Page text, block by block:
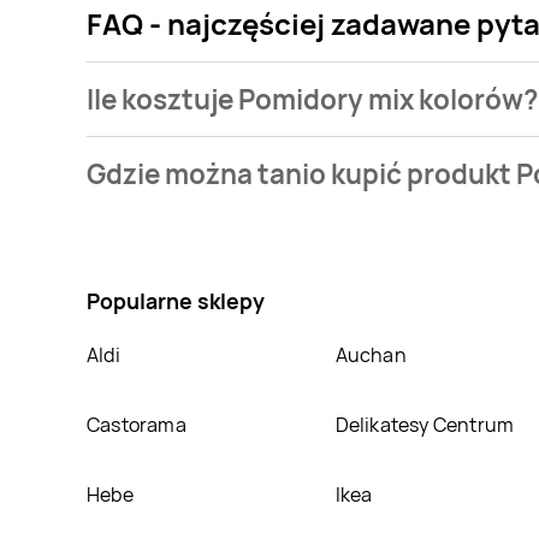
FAQ - najczęściej zadawane
Ile kosztuje Pomidory mix kolorów?
naszej bazie jest z sieciLidl. Pomidory mix kolorów
Gdzie można tanio kupić produkt
Popularne sklepy
Aldi Auchan
Castorama Delikatesy Centrum
Hebe Ikea